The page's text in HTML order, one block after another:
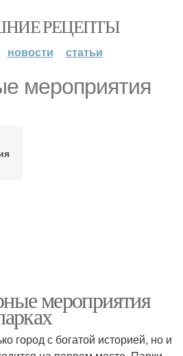
РЕЦЕПТЫ
новости статьи
мероприятия
мероприятия
город с богатой историей, но и